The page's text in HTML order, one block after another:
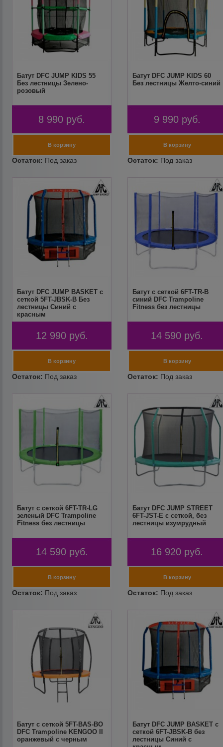
Батут DFC JUMP KIDS 55
Без лестницы Зелено-
розовый
8 990 руб.
Батут DFC JUMP KIDS 60
Без лестницы Желто-синий
9 990 руб.
Батут DFC JUMP BASKET с
сеткой 5FT-JBSK-B Без
лестницы Синий с
красным
12 990 руб.
Батут с сеткой 6FT-TR-B
синий DFC Trampoline
Fitness без лестницы
14 590 руб.
Батут с сеткой 6FT-TR-LG
зеленый DFC Trampoline
Fitness без лестницы
14 590 руб.
Батут DFC JUMP STREET
6FT-JST-E c сеткой, без
лестницы изумрудный
16 920 руб.
Батут с сеткой 5FT-BAS-BO
DFC Trampoline KENGOO II
оранжевый с черным
Батут DFC JUMP BASKET с
сеткой 6FT-JBSK-B без
лестницы Синий с